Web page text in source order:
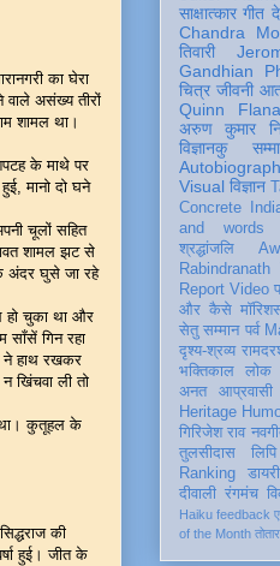
का घेरा
असंख्य तीरों
शामल था।
के माथे पर
मानो दो घने
चूलों सहित
शामल झट से
अंदर घुसे जा रहे
हो चुका था और
गिन रहा
ने हाथ रखकर
खिंचवा ली तो
था। कुतूहल के
की
हुई। जीत के
साक्षात्कार गीत
Chandra
तिवारी
Gandhian
चित्र जीवनी
Quinn
अरुण कुमार
विज्ञानकु
Visual विज्ञान
Concrete
and words
श्रद्धांजलि
Rabindranath
Report Video
और कैसे
सेतु सम्मान पर्व
दृश्य-श्रव्य
भक्तिकाल
लोक
अनत
आप्रवासी
Heritage
गिरिजेश राव
तुलसीदास
लिपि
Ranking
डायरी
दीवाली रंगमंच
Haiku feedback
of the Month